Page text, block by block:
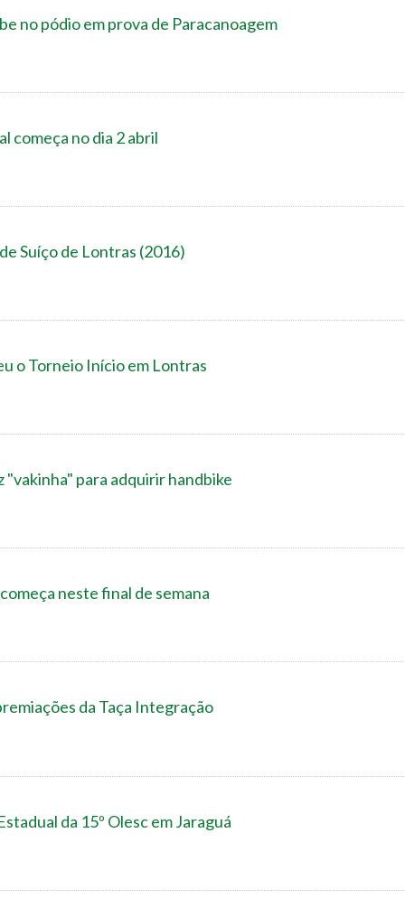
no pódio em prova de Paracanoagem
começa no dia 2 abril
Suíço de Lontras (2016)
o Torneio Início em Lontras
para adquirir handbike
neste final de semana
da Taça Integração
da 15º Olesc em Jaraguá